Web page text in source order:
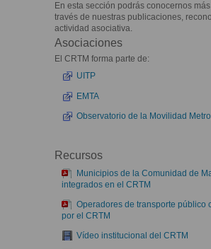
En esta sección podrás conocernos
través de nuestras publicaciones,
actividad asociativa.
Asociaciones
El CRTM forma parte de:
UITP
EMTA
Observatorio de la Movilidad
Recursos
Municipios de la Comunidad de
integrados en el CRTM
Operadores de transporte público
por el CRTM
Vídeo institucional del CRTM